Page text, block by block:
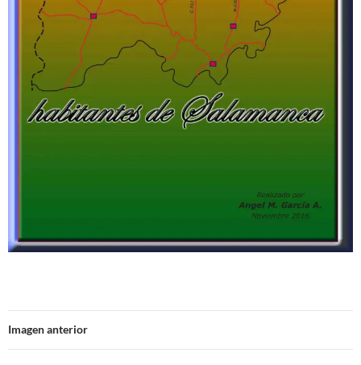
Imagen anterior